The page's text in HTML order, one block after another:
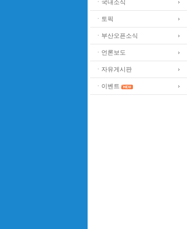
ㆍ국내소식
ㆍ토픽
ㆍ부산오픈소식
ㆍ언론보도
ㆍ자유게시판
ㆍ이벤트